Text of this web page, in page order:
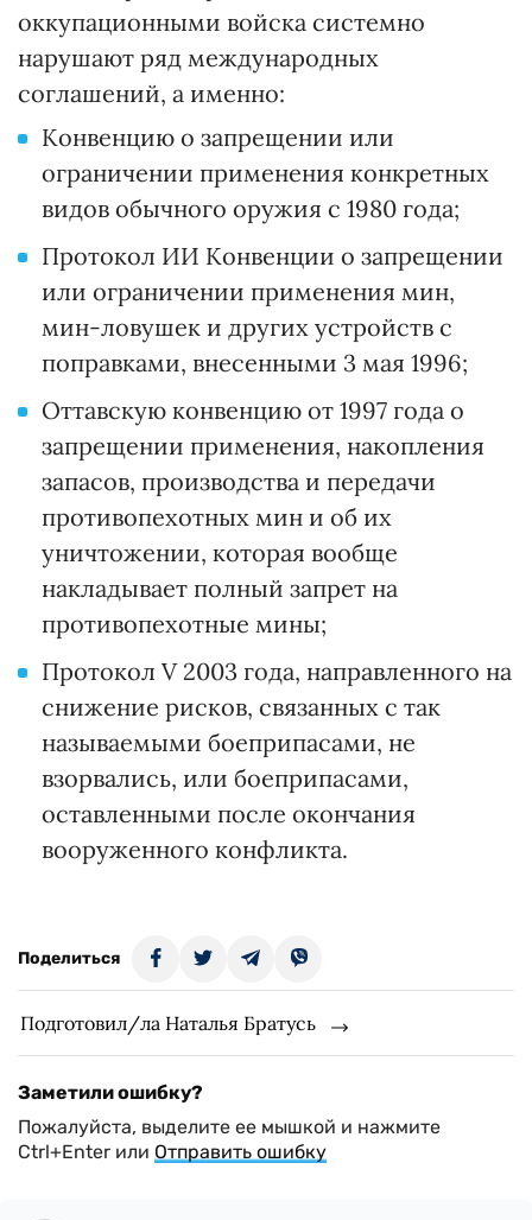
оккупационными войска системно
нарушают ряд международных
соглашений, а именно:
Конвенцию о запрещении или
ограничении применения конкретных
видов обычного оружия с 1980 года;
Протокол ИИ Конвенции о запрещении
или ограничении применения мин,
мин-ловушек и других устройств с
поправками, внесенными 3 мая 1996;
Оттавскую конвенцию от 1997 года о
запрещении применения, накопления
запасов, производства и передачи
противопехотных мин и об их
уничтожении, которая вообще
накладывает полный запрет на
противопехотные мины;
Протокол V 2003 года, направленного на
снижение рисков, связанных с так
называемыми боеприпасами, не
взорвались, или боеприпасами,
оставленными после окончания
вооруженного конфликта.
Поделиться
Подготовил/ла Наталья Братусь
Заметили ошибку?
Пожалуйста, выделите ее мышкой и нажмите
Ctrl+Enter или Отправить ошибку